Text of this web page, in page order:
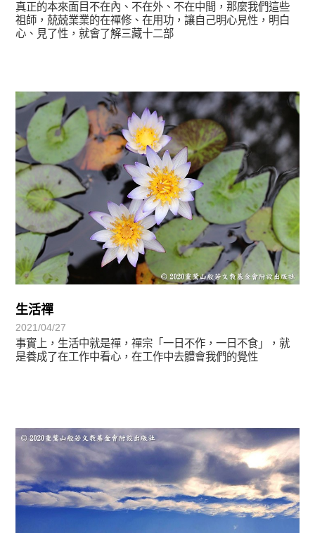
真正的本來面目不在內、不在外、不在中間，那麼我們這些
祖師，兢兢業業的在禪修、在用功，讓自己明心見性，明白
心、見了性，就會了解三藏十二部
生活禪
2021/04/27
事實上，生活中就是禪，禪宗「一日不作，一日不食」，就
是養成了在工作中看心，在工作中去體會我們的覺性
心光乍現
心光乍現